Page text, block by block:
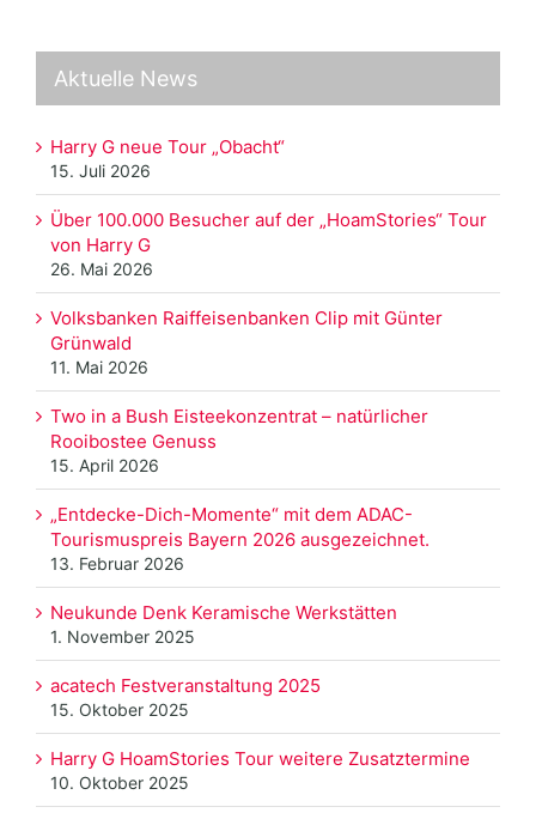
Aktuelle News
Harry G neue Tour „Obacht“
15. Juli 2026
Über 100.000 Besucher auf der „HoamStories“ Tour
von Harry G
26. Mai 2026
Volksbanken Raiffeisenbanken Clip mit Günter
Grünwald
11. Mai 2026
Two in a Bush Eisteekonzentrat – natürlicher
Rooibostee Genuss
15. April 2026
„Entdecke-Dich-Momente“ mit dem ADAC-
Tourismuspreis Bayern 2026 ausgezeichnet.
13. Februar 2026
Neukunde Denk Keramische Werkstätten
1. November 2025
acatech Festveranstaltung 2025
15. Oktober 2025
Harry G HoamStories Tour weitere Zusatztermine
10. Oktober 2025